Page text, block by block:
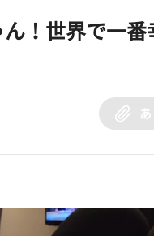
！世界で一番